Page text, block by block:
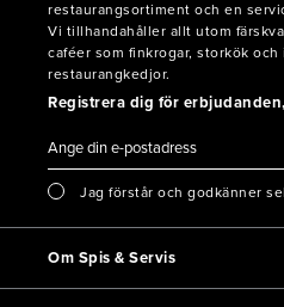
restaurangsortiment och en
Vi tillhandahåller allt utom
caféer som finkrogar, storkök
restaurangkedjor.
Registrera dig för
Jag förstår och godkänner
Om Spis & Servis